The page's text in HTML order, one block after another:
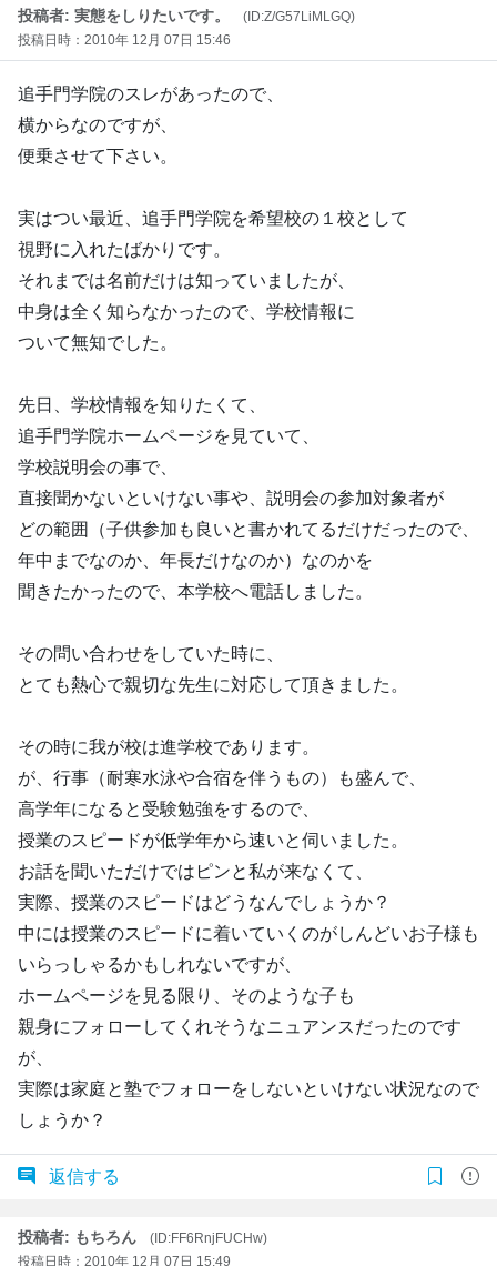
投稿者: 実態をしりたいです。
(ID:Z/G57LiMLGQ)
投稿日時：2010年 12月 07日 15:46
追手門学院のスレがあったので、
横からなのですが、
便乗させて下さい。
実はつい最近、追手門学院を希望校の１校として
視野に入れたばかりです。
それまでは名前だけは知っていましたが、
中身は全く知らなかったので、学校情報に
ついて無知でした。
先日、学校情報を知りたくて、
追手門学院ホームページを見ていて、
学校説明会の事で、
直接聞かないといけない事や、説明会の参加対象者が
どの範囲（子供参加も良いと書かれてるだけだったので、
年中までなのか、年長だけなのか）なのかを
聞きたかったので、本学校へ電話しました。
その問い合わせをしていた時に、
とても熱心で親切な先生に対応して頂きました。
その時に我が校は進学校であります。
が、行事（耐寒水泳や合宿を伴うもの）も盛んで、
高学年になると受験勉強をするので、
授業のスピードが低学年から速いと伺いました。
お話を聞いただけではピンと私が来なくて、
実際、授業のスピードはどうなんでしょうか？
中には授業のスピードに着いていくのがしんどいお子様も
いらっしゃるかもしれないですが、
ホームページを見る限り、そのような子も
親身にフォローしてくれそうなニュアンスだったのです
が、
実際は家庭と塾でフォローをしないといけない状況なので
しょうか？
返信する
投稿者: もちろん
(ID:FF6RnjFUCHw)
投稿日時：2010年 12月 07日 15:49